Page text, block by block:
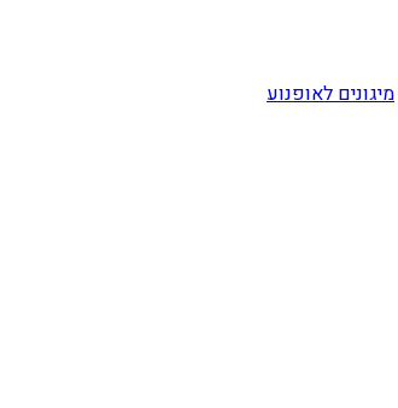
מיגונים לאופנוע